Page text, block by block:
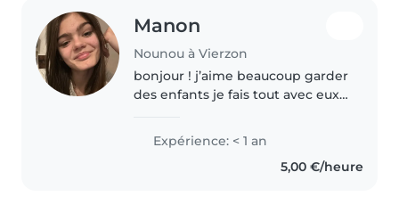
Manon
Nounou à Vierzon
bonjour ! j’aime beaucoup garder
des enfants je fais tout avec eux
fais chaud , je dessine avec eux je
joue avec eux je fais le plus
Expérience: < 1 an
5,00 €/heure